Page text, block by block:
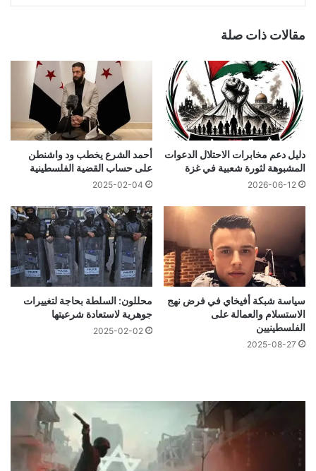
مقالات ذات صلة
دليل دعم مخابرات الاحتلال الدعوات
المشبوهة لثورة شعبية في غزة
2026-06-12
أحمد الشرع يخطب ود واشنطن
على حساب القضية الفلسطينية
2025-02-04
سياسة شبكة أفيخاي في فرض نهج
الاستسلام والعمالة على
الفلسطينيين
2025-08-27
محللون: السلطة بحاجة لتغييرات
جوهرية لاستعادة شرعيتها
2025-02-02